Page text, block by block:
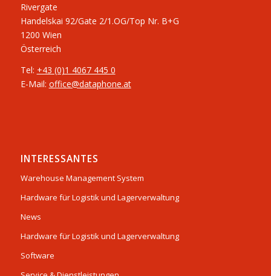
Rivergate
​Handelskai 92/Gate 2/1.OG/Top Nr. B+G
1200 Wien
Österreich
Tel: +43 (0)1 4067 445 0
E-Mail: office@dataphone.at
INTERESSANTES
Warehouse Management System
Hardware für Logistik und Lagerverwaltung
News
Hardware für Logistik und Lagerverwaltung
Software